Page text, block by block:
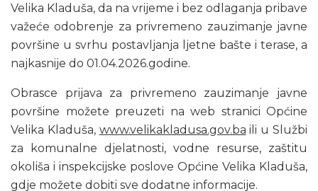
Velika Kladuša, da na vrijeme i bez odlaganja pribave
važeće odobrenje za privremeno zauzimanje javne
površine u svrhu postavljanja ljetne bašte i terase, a
najkasnije do 01.04.2026.godine.
Obrasce prijava za privremeno zauzimanje javne
površine možete preuzeti na web stranici Općine
Velika Kladuša, www.velikakladusa.gov.ba ili u Službi
za komunalne djelatnosti, vodne resurse, zaštitu
okoliša i inspekcijske poslove Općine Velika Kladuša,
gdje možete dobiti sve dodatne informacije.